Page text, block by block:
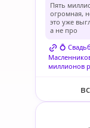
Пять
огромная,
это уже
а не про
💍
миллионов